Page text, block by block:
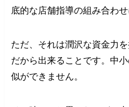
底的な店舗指導の組み合わせ
ただ、それは潤沢な資金力
だから出来ることです。中
似ができません。